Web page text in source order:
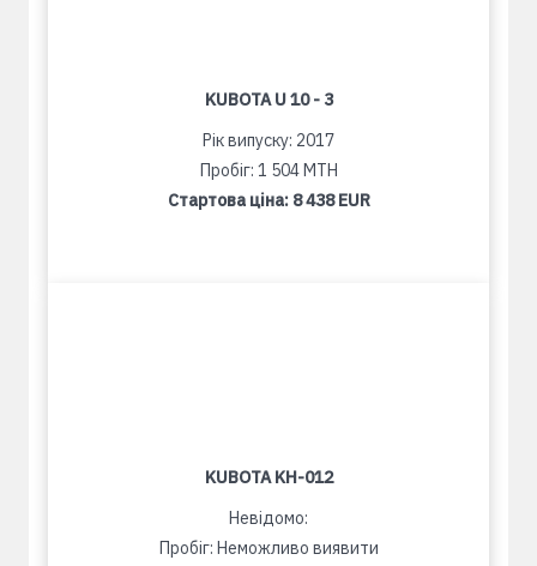
KUBOTA U 10 - 3
Рік випуску: 2017
Пробіг: 1 504 MTH
Стартова ціна: 8 438 EUR
KUBOTA KH-012
Невідомо:
Пробіг: Неможливо виявити